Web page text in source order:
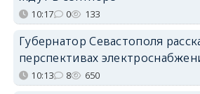
10:17 0 133
Губернатор Севастополя
перспективах
10:13 8 650